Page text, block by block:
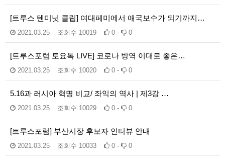
[트루스 텐미닛 클립] 여대페미에서 애국보수가 되기까지…
2021.03.25 조회수 10019 0 - 0
[트루스포럼 토요톡 LIVE] 코로나 방역 이대로 좋은…
2021.03.25 조회수 10020 0 - 0
5.16과 러시아 혁명 비교/ 좌익의 역사 | 제3강 …
2021.03.25 조회수 10029 0 - 0
[트루스포럼] 부산시장 후보자 인터뷰 안내
2021.03.25 조회수 10033 0 - 0